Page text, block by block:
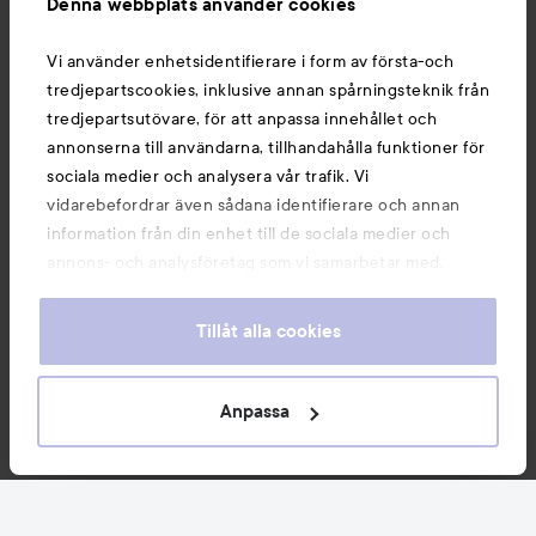
Vi använder enhetsidentifierare i form av första-och
tredjepartscookies, inklusive annan spårningsteknik från
tredjepartsutövare, för att anpassa innehållet och
annonserna till användarna, tillhandahålla funktioner för
sociala medier och analysera vår trafik. Vi
vidarebefordrar även sådana identifierare och annan
information från din enhet till de sociala medier och
annons- och analysföretag som vi samarbetar med.
information som du har tillhandahållit eller som de har
våra cookies vid fortsatt användande av vår webbplats.
För information om hur du kan ändra inställningarna för
Tillåt alla cookies
Anpassa
Du kanske också gillar